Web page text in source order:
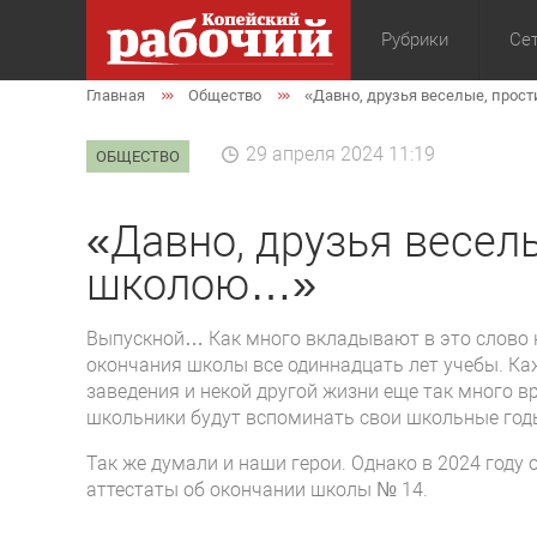
Рубрики
Общество
Главная Общество «Давно, друзья веселые,
ОБЩЕСТВО 29 апреля 2024 11:19
«Давно, друзья
школою…»
Выпускной… Как много вкладывают в это
окончания школы все одиннадцать лет учебы.
заведения и некой другой жизни еще так много
школьники будут вспоминать свои школьные
Так же думали и наши герои. Однако в 2024 году
аттестаты об окончании школы № 14.